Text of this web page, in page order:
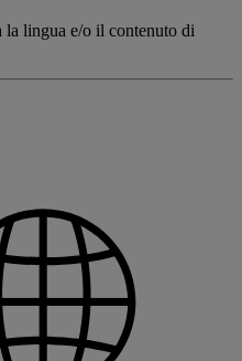
la lingua e/o il contenuto di